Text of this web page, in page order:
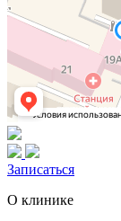
Записаться
О клинике